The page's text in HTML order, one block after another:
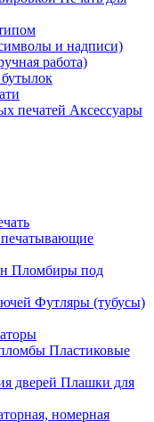
и надписи)
работа)
Аксессуары
Пломбиры под
Футляры (тубусы)
Пластиковые
Плашки для